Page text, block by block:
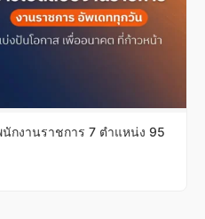
กงานราชการ 7 ตำแหน่ง 95